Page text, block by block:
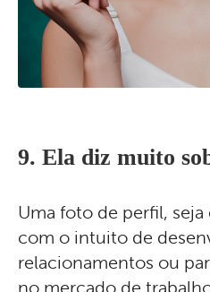
9. Ela diz muito
Uma foto de perfil, seja
com o intuito de
relacionamentos ou